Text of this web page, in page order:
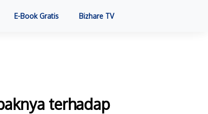
E-Book Gratis Bizhare TV
terhadap